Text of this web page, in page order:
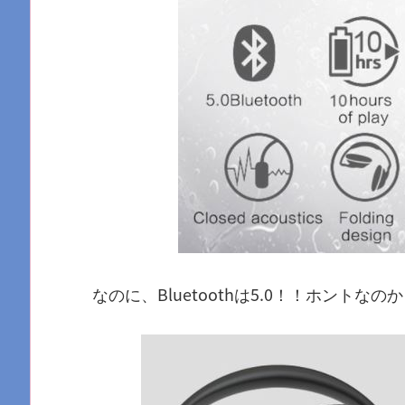
なのに、Bluetoothは5.0！！ホントなの